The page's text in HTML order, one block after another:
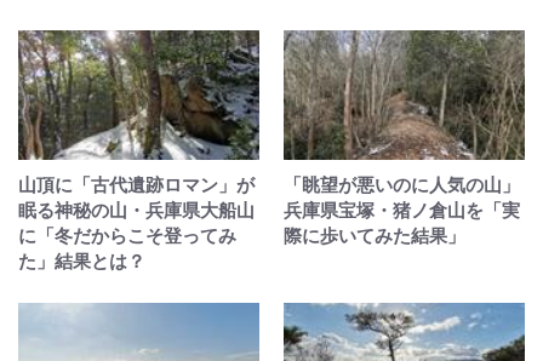
山頂に「古代遺跡ロマン」が
眠る神秘の山・兵庫県大船山
に「冬だからこそ登ってみ
た」結果とは？
「眺望が悪いのに人気の山」
兵庫県宝塚・猪ノ倉山を「実
際に歩いてみた結果」